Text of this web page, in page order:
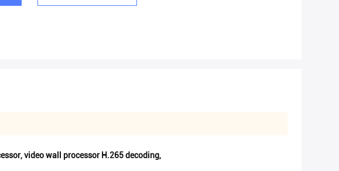
,video wall processor H.265 decoding,